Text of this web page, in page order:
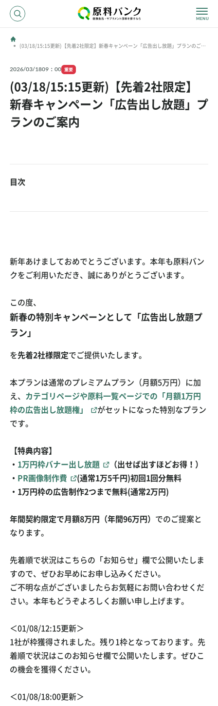
運営会社概要 ご利用規約
サプライヤーの方へ
新規登録
(03/18/15:15更新)【先着2社限定】新春キャンペーン「広告出し放題」プランのご案
2026/03/1809：00 重要
(03/18/15:15更新)【先着2社限定】
新春キャンペーン「広告出し放題」プ
ランのご案内
新年あけましておめでとうございます。本年も原料バン
クをご利用いただき、誠にありがとうございます。
この度、
新春の特別キャンペーンとして「広告出し放題プ
ラン」
を先着2社様限定でご提供いたします。
本プランは通常のプレミアムプラン（月額5万円）に加
え、 カテゴリページや原料一覧ページでの「月額1万円
枠の広告出し放題権」
がセットになった特別なプラン
です。
【特典内容】
・ 1万円枠バナー出し放題
（出せば出すほどお得！）
・ PR画像制作費
(通常1万5千円)初回1回分無料
・1万円枠の広告制作2つまで無料(通常2万円)
年間契約限定で月額8万円（年間96万円） でのご提案と
なります。
先着順で状況はこちらの「お知らせ」欄で公開いたしま
すので、ぜひお早めにお申し込みください。
ご不明な点がございましたらお気軽にお問い合わせくだ
さい。本年もどうぞよろしくお願い申し上げます。
＜01/08/12:15更新＞
1社が枠獲得されました。残り1枠となっております。先
着順で状況はこのお知らせ欄で公開いたします。ぜひこ
の機会を獲得ください。
＜01/08/18:00更新＞
目次